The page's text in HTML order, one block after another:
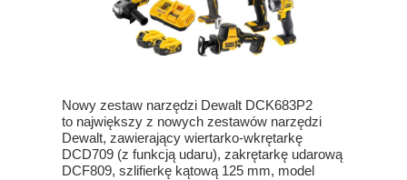
Nowy zestaw narzędzi Dewalt DCK683P2
to największy z nowych zestawów narzędzi
Dewalt, zawierający wiertarko-wkrętarkę
DCD709 (z funkcją udaru), zakrętarkę udarową
DCF809, szlifierkę kątową 125 mm, model